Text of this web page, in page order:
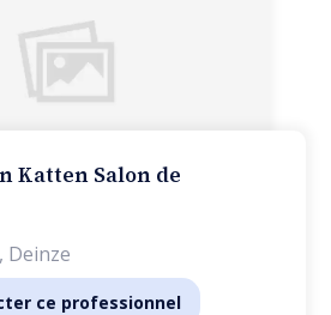
Katten Salon de
, Deinze
ce professionnel